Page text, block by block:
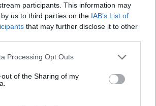
participants. This information may
us to third parties on the IAB’s List of
that may further disclose it to other
Processing Opt Outs
of the Sharing of my